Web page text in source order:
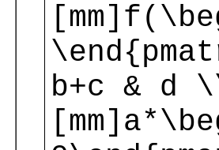
b+c & d